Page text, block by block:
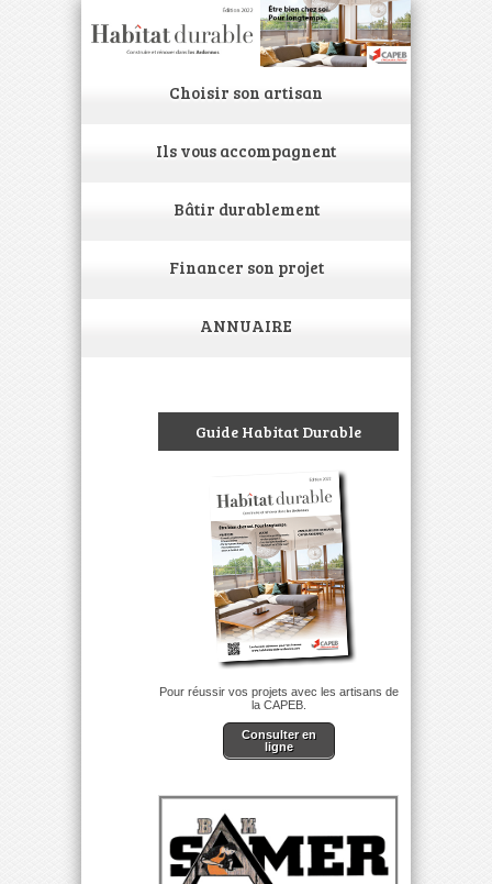
Choisir son artisan
Ils vous accompagnent
Bâtir durablement
Financer son projet
ANNUAIRE
Guide Habitat Durable
Pour réussir vos projets avec les artisans de
la CAPEB.
Consulter en
ligne